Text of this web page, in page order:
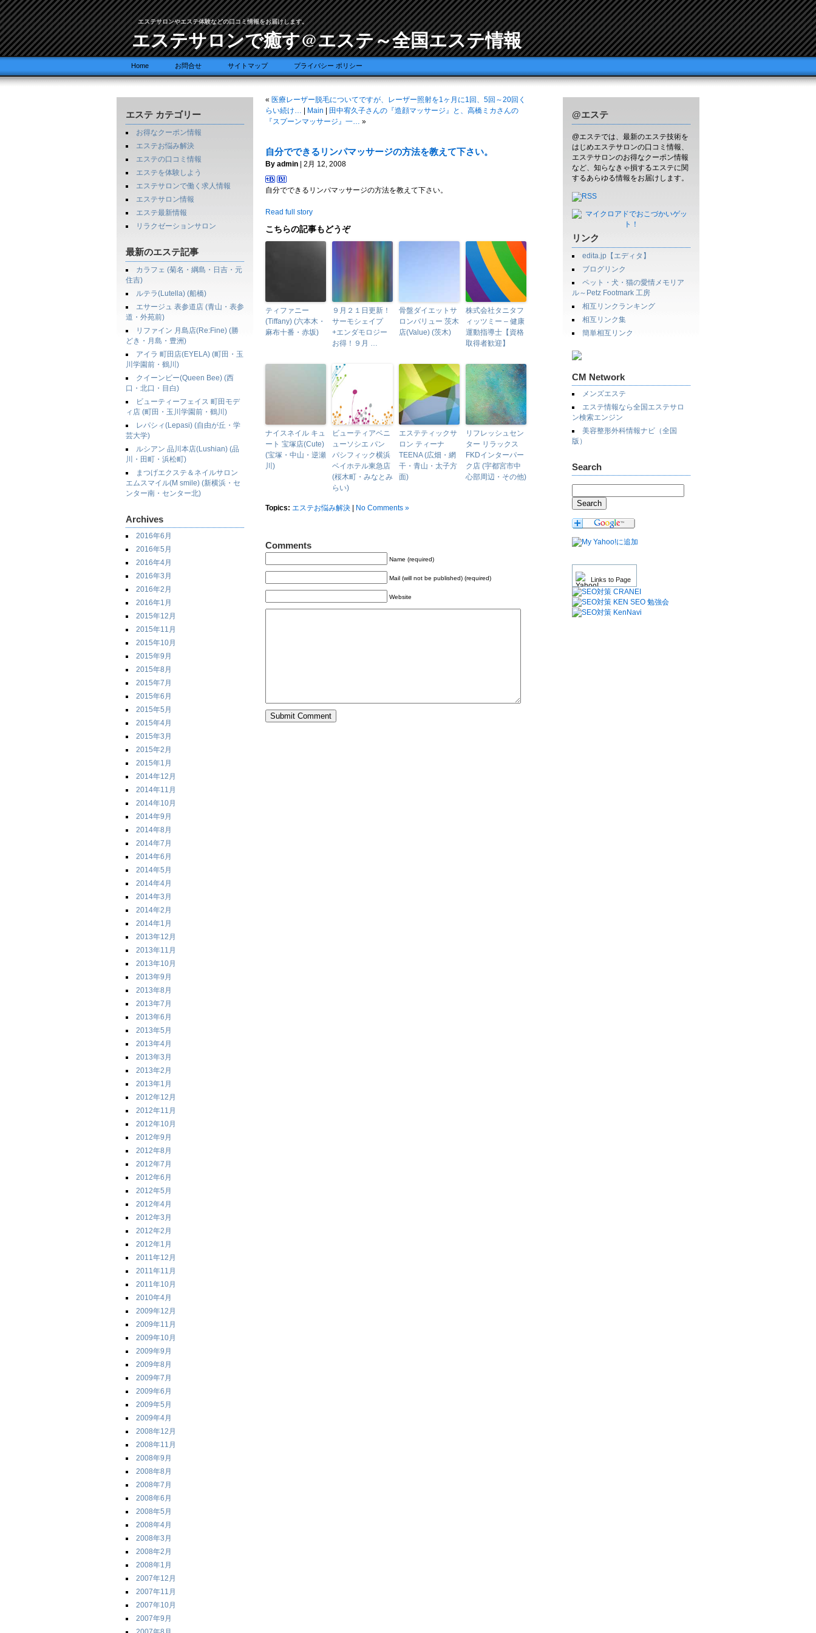
エステサロンやエステ体験などの口コミ情報をお届けします。
エステサロンで癒す@エステ～全国エステ情報
Home お問合せ サイトマップ プライバシー ポリシー
エステ カテゴリー
お得なクーポン情報
エステお悩み解決
エステの口コミ情報
エステを体験しよう
エステサロンで働く求人情報
エステサロン情報
エステ最新情報
リラクゼーションサロン
最新のエステ記事
カラフェ (菊名・綱島・日吉・元
住吉)
ルテラ(Lutella) (船橋)
エサージュ 表参道店 (青山・表参
道・外苑前)
リファイン 月島店(Re:Fine) (勝
どき・月島・豊洲)
アイラ 町田店(EYELA) (町田・玉
川学園前・鶴川)
クイーンビー(Queen Bee) (西
口・北口・目白)
ビューティーフェイス 町田モデ
ィ店 (町田・玉川学園前・鶴川)
レパシィ(Lepasi) (自由が丘・学
芸大学)
ルシアン 品川本店(Lushian) (品
川・田町・浜松町)
まつげエクステ＆ネイルサロン
エムスマイル(M smile) (新横浜・セ
ンター南・センター北)
Archives
2016年6月
2016年5月
2016年4月
2016年3月
2016年2月
2016年1月
2015年12月
2015年11月
2015年10月
2015年9月
2015年8月
2015年7月
2015年6月
2015年5月
2015年4月
2015年3月
2015年2月
2015年1月
2014年12月
2014年11月
2014年10月
2014年9月
2014年8月
2014年7月
2014年6月
2014年5月
2014年4月
2014年3月
2014年2月
2014年1月
2013年12月
2013年11月
2013年10月
2013年9月
2013年8月
2013年7月
2013年6月
2013年5月
2013年4月
2013年3月
2013年2月
2013年1月
2012年12月
2012年11月
2012年10月
2012年9月
2012年8月
2012年7月
2012年6月
2012年5月
2012年4月
2012年3月
2012年2月
2012年1月
2011年12月
2011年11月
2011年10月
2010年4月
2009年12月
2009年11月
2009年10月
2009年9月
2009年8月
2009年7月
2009年6月
2009年5月
2009年4月
2008年12月
2008年11月
2008年9月
2008年8月
2008年7月
2008年6月
2008年5月
2008年4月
2008年3月
2008年2月
2008年1月
2007年12月
2007年11月
2007年10月
2007年9月
@エステ
@エステでは、最新のエステ技術を
はじめエステサロンの口コミ情報、
エステサロンのお得なクーポン情報
など、知らなきゃ損するエステに関
するあらゆる情報をお届けします。
リンク
edita.jp【エディタ】
ブログリンク
ペット・犬・猫の愛情メモリア
ル～Petz Footmark 工房
相互リンクランキング
相互リンク集
簡単相互リンク
CM Network
メンズエステ
エステ情報なら全国エステサロ
ン検索エンジン
美容整形外科情報ナビ（全国
版）
Search
Links to Page
« 医療レーザー脱毛についてですが、レーザー照射を1ヶ月に1回、5回～20回く
らい続け…
Main
田中宥久子さんの『造顔マッサージ』と、高橋ミカさんの
『スプーンマッサージ』一… »
自分でできるリンパマッサージの方法を教えて下さい。
By admin | 2月 12, 2008
自分でできるリンパマッサージの方法を教えて下さい。
Read full story
こちらの記事もどうぞ
ティファニー
(Tiffany) (六本木・
麻布十番・赤坂)
９月２１日更新！
サーモシェイプ
+エンダモロジー
お得！９月 …
骨盤ダイエットサ
ロンバリュー 茨木
店(Value) (茨木)
株式会社タニタフ
ィッツミー – 健康
運動指導士【資格
取得者歓迎】
ナイスネイル キュ
ート 宝塚店(Cute)
(宝塚・中山・逆瀬
川)
ビューティアベニ
ューソシエ パン
パシフィック横浜
ベイホテル東急店
(桜木町・みなとみ
らい)
エステティックサ
ロン ティーナ
TEENA (広畑・網
干・青山・太子方
面)
リフレッシュセン
ター リラックス
FKDインターパー
ク店 (宇都宮市中
心部周辺・その他)
Topics: エステお悩み解決 No Comments »
Comments
Name (required)
Mail (will not be published) (required)
Website